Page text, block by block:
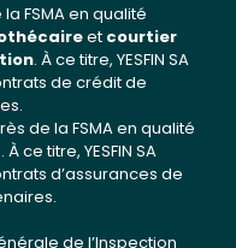
FSMA en qualité
et courtier
. À ce titre, YESFIN SA
de crédit de
de la FSMA en qualité
. À ce titre, YESFIN SA
d’assurances de
de l’Inspection